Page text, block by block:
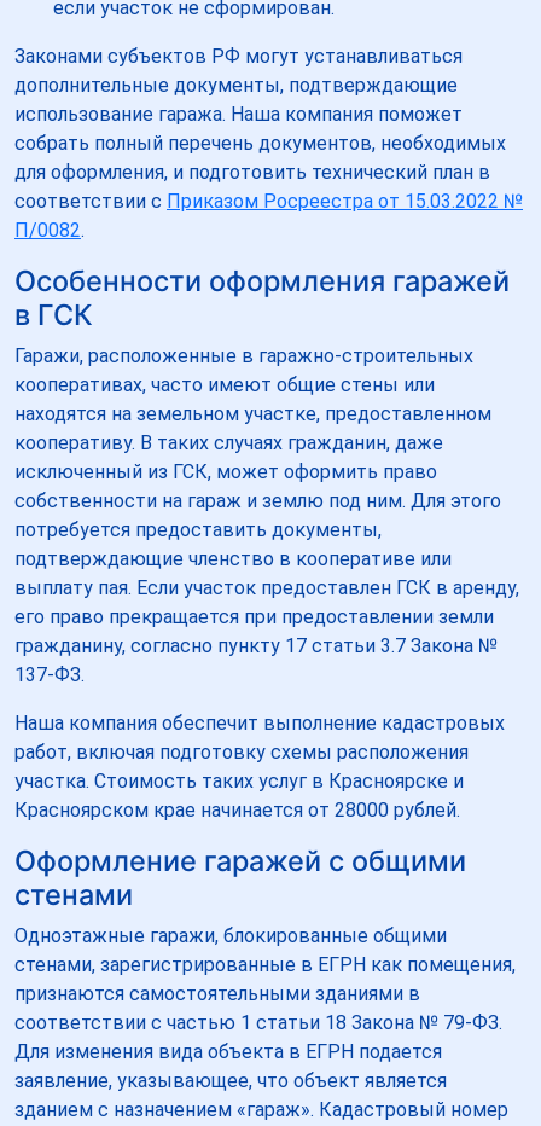
если участок не сформирован.
Законами субъектов РФ могут устанавливаться
дополнительные документы, подтверждающие
использование гаража. Наша компания поможет
собрать полный перечень документов, необходимых
для оформления, и подготовить технический план в
соответствии с Приказом Росреестра от 15.03.2022 №
П/0082.
Особенности оформления гаражей
в ГСК
Гаражи, расположенные в гаражно-строительных
кооперативах, часто имеют общие стены или
находятся на земельном участке, предоставленном
кооперативу. В таких случаях гражданин, даже
исключенный из ГСК, может оформить право
собственности на гараж и землю под ним. Для этого
потребуется предоставить документы,
подтверждающие членство в кооперативе или
выплату пая. Если участок предоставлен ГСК в аренду,
его право прекращается при предоставлении земли
гражданину, согласно пункту 17 статьи 3.7 Закона №
137-ФЗ.
Наша компания обеспечит выполнение кадастровых
работ, включая подготовку схемы расположения
участка. Стоимость таких услуг в Красноярске и
Красноярском крае начинается от 28000 рублей.
Оформление гаражей с общими
стенами
Одноэтажные гаражи, блокированные общими
стенами, зарегистрированные в ЕГРН как помещения,
признаются самостоятельными зданиями в
соответствии с частью 1 статьи 18 Закона № 79-ФЗ.
Для изменения вида объекта в ЕГРН подается
заявление, указывающее, что объект является
зданием с назначением «гараж». Кадастровый номер